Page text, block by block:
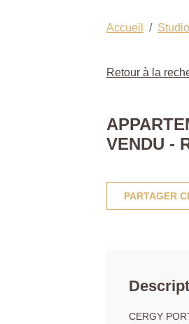
Accueil
Retour à la
VENDU -
PARTAGER
CERGY